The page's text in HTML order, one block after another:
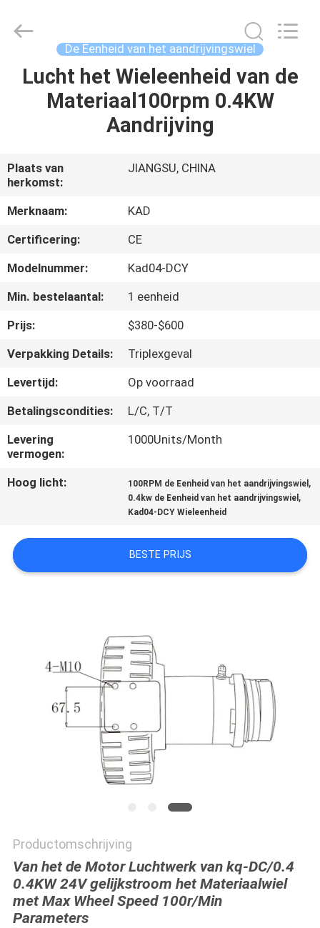
HUIS
PRODUCTEN
VIDEOS
ONGEVEER
ONS
KWALITEITSCONTROLE
CONTACTEER
NIEUWS
VERZOEK
CITAAT
Co.,Ltd.
De Eenheid van het aandrijvingswiel
Lucht het Wieleenheid van de
Materiaal100rpm 0.4KW
Aandrijving
Plaats van
herkomst:
JIANGSU, CHINA
Merknaam:
KAD
Certificering:
CE
Modelnummer:
Kad04-DCY
Min. bestelaantal:
1 eenheid
Prijs:
$380-$600
Verpakking Details:
Triplexgeval
Levertijd:
Op voorraad
Betalingscondities:
L/C, T/T
Levering
vermogen:
1000Units/Month
Hoog licht: 100RPM de Eenheid van het aandrijvingswiel ,
0.4kw de Eenheid van het aandrijvingswiel ,
Kad04-DCY Wieleenheid
BESTE PRIJS
Productomschrijving
Van het de Motor Luchtwerk van kq-DC/0.4
0.4KW 24V gelijkstroom het Materiaalwiel
met Max Wheel Speed 100r/Min
Parameters